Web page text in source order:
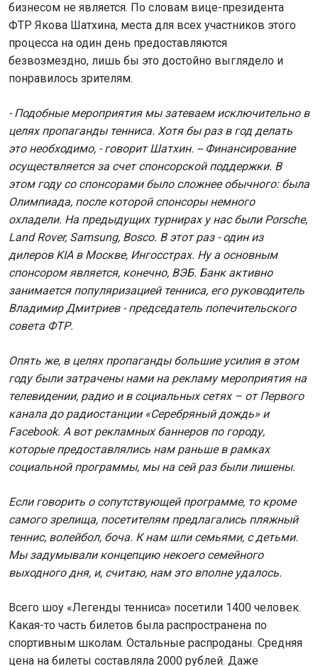
бизнесом не является. По словам вице-президента
ФТР Якова Шатхина, места для всех участников этого
процесса на один день предоставляются
безвозмездно, лишь бы это достойно выглядело и
понравилось зрителям.
- Подобные мероприятия мы затеваем исключительно в
целях пропаганды тенниса. Хотя бы раз в год делать
это необходимо, - говорит Шатхин. -- Финансирование
осуществляется за счет спонсорской поддержки. В
этом году со спонсорами было сложнее обычного: была
Олимпиада, после которой спонсоры немного
охладели. На предыдущих турнирах у нас были Porsche,
Land Rover, Samsung, Bosco. В этот раз - один из
дилеров KIAв Москве, Ингосстрах. Ну а основным
спонсором является, конечно, ВЭБ. Банк активно
занимается популяризацией тенниса, его руководитель
Владимир Дмитриев - председатель попечительского
совета ФТР.
Опять же, в целях пропаганды большие усилия в этом
году были затрачены нами на рекламу мероприятия на
телевидении, радио и в социальных сетях – от Первого
канала до радиостанции «Серебряный дождь» и
Facebook. А вот рекламных баннеров по городу,
которые предоставлялись нам раньше в рамках
социальной программы, мы на сей раз были лишены.
Если говорить о сопутствующей программе, то кроме
самого зрелища, посетителям предлагались пляжный
теннис, волейбол, боча. К нам шли семьями, с детьми.
Мы задумывали концепцию некоего семейного
выходного дня, и, считаю, нам это вполне удалось.
Всего шоу «Легенды тенниса» посетили 1400 человек.
Какая-то часть билетов была распространена по
спортивным школам. Остальные распроданы. Средняя
цена на билеты составляла 2000 рублей. Даже